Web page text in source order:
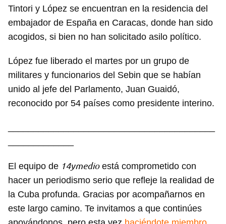
Tintori y López se encuentran en la residencia del
embajador de España en Caracas, donde han sido
acogidos, si bien no han solicitado asilo político.
López fue liberado el martes por un grupo de
militares y funcionarios del Sebin que se habían
unido al jefe del Parlamento, Juan Guaidó,
reconocido por 54 países como presidente interino.
El equipo de 14ymedioestá comprometido con
hacer un periodismo serio que refleje la realidad de
la Cuba profunda. Gracias por acompañarnos en
este largo camino. Te invitamos a que continúes